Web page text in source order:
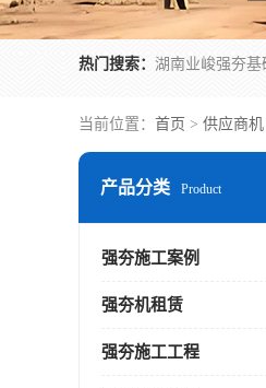
热门搜索：
当前位置： 首页 > 供应商机
产品分类 Product
强夯施工案例
强夯机租赁
强夯施工工程